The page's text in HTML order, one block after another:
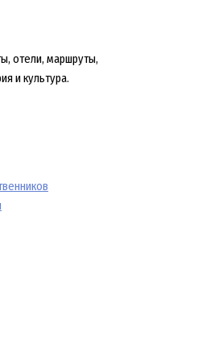
отели, маршруты,
и культура.